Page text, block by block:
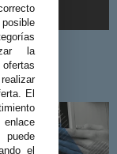
la
El
puede
el